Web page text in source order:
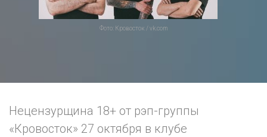
Фото: Кровосток / vk.com
Нецензурщина 18+ от рэп-группы
«Кровосток» 27 октября в клубе